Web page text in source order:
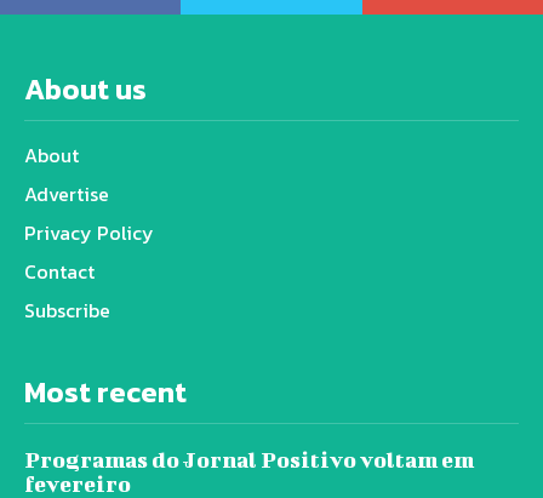
About us
About
Advertise
Privacy Policy
Contact
Subscribe
Most recent
Programas do Jornal Positivo voltam em
fevereiro